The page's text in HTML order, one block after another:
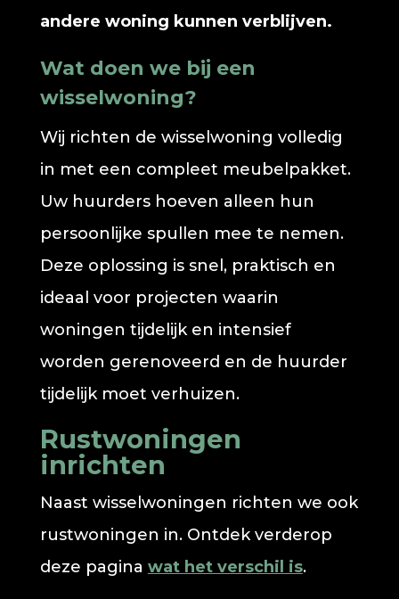
andere woning kunnen verblijven.
Wat doen we bij een
wisselwoning?
Wij richten de wisselwoning volledig
in met een compleet meubelpakket.
Uw huurders hoeven alleen hun
persoonlijke spullen mee te nemen.
Deze oplossing is snel, praktisch en
ideaal voor projecten waarin
woningen tijdelijk en intensief
worden gerenoveerd en de huurder
tijdelijk moet verhuizen.
Rustwoningen
inrichten
Naast wisselwoningen richten we ook
rustwoningen in. Ontdek verderop
deze pagina wat het verschil is.